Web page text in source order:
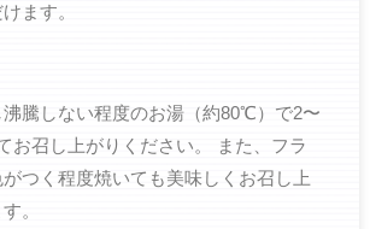
ます。
騰しない程度のお湯（約80℃）で2〜
お召し上がりください。 また、フラ
つく程度焼いても美味しくお召し上
。